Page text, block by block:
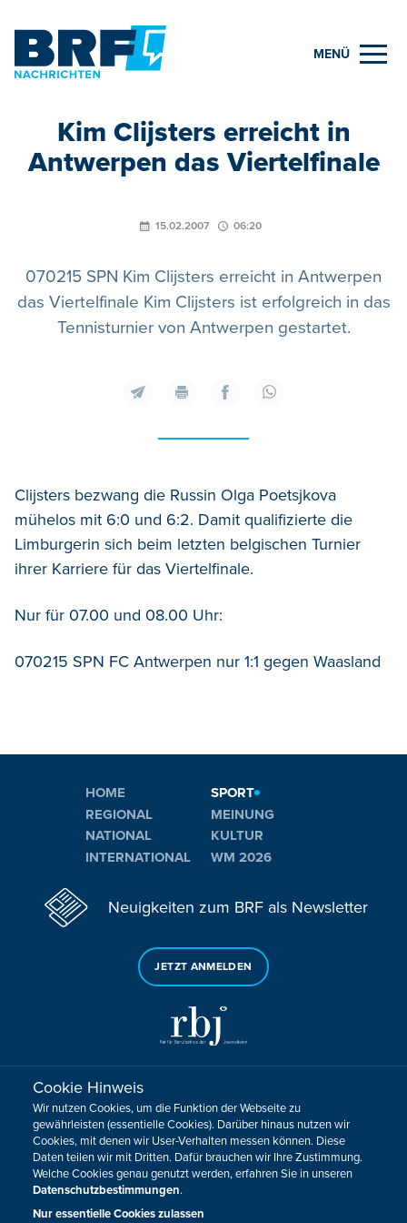
MENÜ
Kim Clijsters erreicht in
Antwerpen das Viertelfinale
15.02.2007 06:20
070215 SPN Kim Clijsters erreicht in Antwerpen
das Viertelfinale Kim Clijsters ist erfolgreich in das
Tennisturnier von Antwerpen gestartet.
Clijsters bezwang die Russin Olga Poetsjkova
mühelos mit 6:0 und 6:2. Damit qualifizierte die
Limburgerin sich beim letzten belgischen Turnier
ihrer Karriere für das Viertelfinale.
Nur für 07.00 und 08.00 Uhr:
070215 SPN FC Antwerpen nur 1:1 gegen Waasland
HOME
REGIONAL
NATIONAL
INTERNATIONAL
SPORT
MEINUNG
KULTUR
WM 2026
Neuigkeiten zum BRF als Newsletter
JETZT ANMELDEN
Sie haben noch Fragen oder Anmerkungen?
KONTAKTIEREN SIE UNS!
Impressum Datenschutz Kontakt
Barrierefreiheit
Cookie-Zustimmung anpassen
Design, Konzept & Programmierung:
Cookie Hinweis
Wir nutzen Cookies, um die Funktion der Webseite zu
gewährleisten (essentielle Cookies). Darüber hinaus nutzen wir
Cookies, mit denen wir User-Verhalten messen können. Diese
Daten teilen wir mit Dritten. Dafür brauchen wir Ihre Zustimmung.
Welche Cookies genau genutzt werden, erfahren Sie in unseren
Datenschutzbestimmungen.
Nur essentielle Cookies zulassen